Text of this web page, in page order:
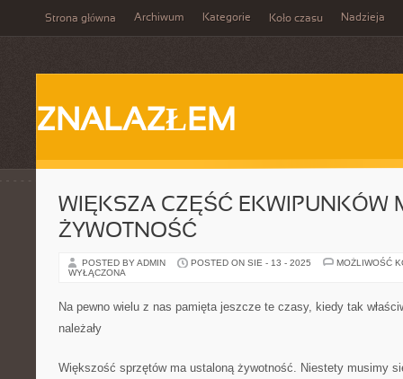
Strona główna Archiwum Kategorie Koło czasu Nadzieja
ZNALAZŁEM
WIĘKSZA CZĘŚĆ EKWIPUNKÓW
ŻYWOTNOŚĆ
POSTED BY ADMIN POSTED ON SIE - 13 - 2025
MOŻLIWOŚĆ
WYŁĄCZONA
Na pewno wielu z nas pamięta jeszcze te czasy, kiedy tak
należały
Większość sprzętów ma ustaloną żywotność. Niestety musimy